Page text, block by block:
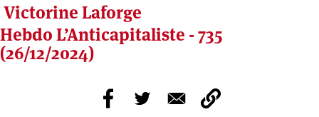
Victorine Laforge
Hebdo L’Anticapitaliste - 735
(26/12/2024)